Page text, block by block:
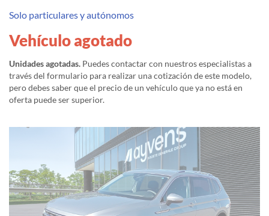
Solo particulares y autónomos
Vehículo agotado
Unidades agotadas. Puedes contactar con nuestros especialistas a
través del formulario para realizar una cotización de este modelo,
pero debes saber que el precio de un vehículo que ya no está en
oferta puede ser superior.